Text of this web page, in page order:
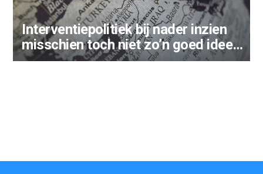
Interventiepolitiek bij nader inzien
misschien toch niet zo’n goed idee…
In wreedaardigheid herschapen?